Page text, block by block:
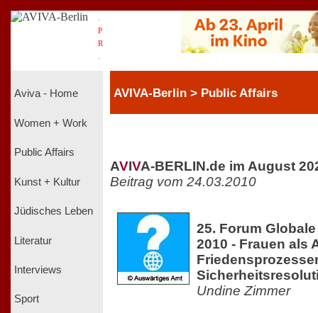
P
R
Aviva - Home
Women + Work
Public Affairs
Kunst + Kultur
Jüdisches Leben
Literatur
Interviews
Sport
AVIVA-Berlin > Public Affairs
AVIVA-BERLIN.de im August
Beitrag vom 24.03.2010
25. Forum
2010 - Frauen als
Undine Zimmer